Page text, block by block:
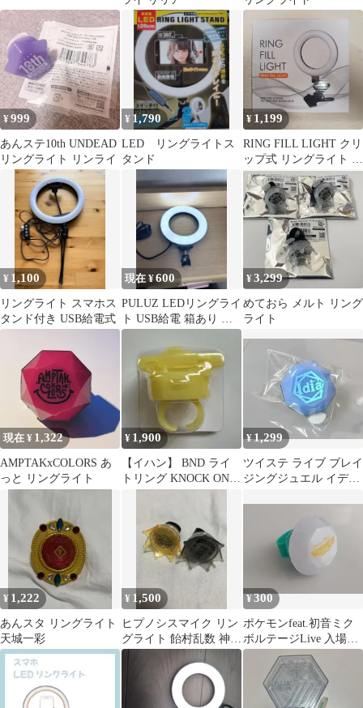
¥999
あんステ10th UNDEAD
リングライト リンライ
¥ 1,790
LED リングライトス
タンド
¥ 1,199
RING FILL LIGHT クリ
ップ式 リングライト 本
体
¥ 1,100
リングライト スマホス
タンド付き USB給電式
現在 ¥600
PULUZ LEDリングライ
ト USB給電 箱あり 撮
影用
¥3,299
めておら メルト リング
ライト
現在 ¥ 1,322
AMPTAKxCOLORS あ
っと リングライト
¥ 1,900
【イハン】 BND ライ
トリング KNOCK ON
¥1,299
ツイステ ライブ ブレイ
ジングジュエル イデア
¥ 1,222
あんスタ リングライト
天城一彩
¥ 1,500
ヒプノシスマイク リン
グライト 飴村乱数 神宮
寺寂雷
¥300
ポケモンfeat.初音ミク
ボルテージLive 入場特
典リングライト